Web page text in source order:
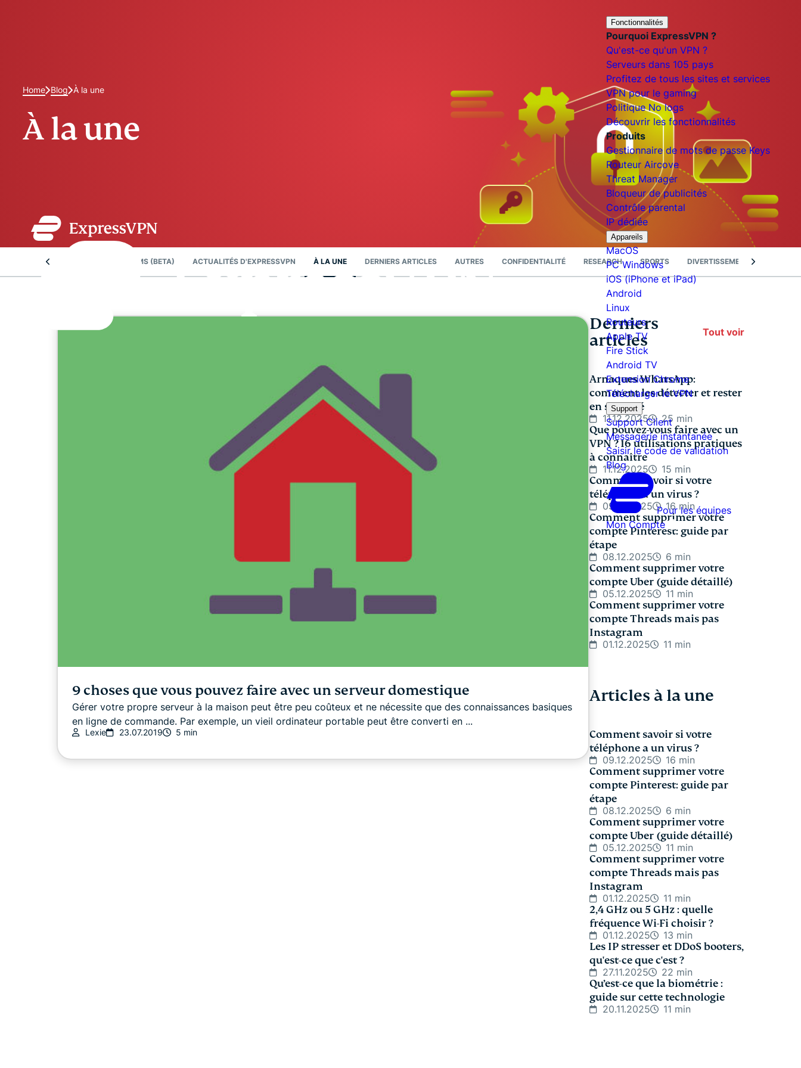
Fonctionnalités
Pourquoi ExpressVPN ?
Qu'est-ce qu'un VPN ?
Serveurs dans 105 pays
Profitez de tous les sites et services
VPN pour le gaming
Politique No logs
Découvrir les fonctionnalités
Produits
Gestionnaire de mots de passe Keys
Routeur Aircove
Threat Manager
Bloqueur de publicités
Contrôle parental
IP dédiée
Appareils
MacOS
PC Windows
iOS (iPhone et iPad)
Android
Linux
Routeurs
Apple TV
Fire Stick
Android TV
Extension Chrome
Télécharger le VPN
Support
Support Client
Messagerie instantanée
Saisir le code de validation
Blog
Pour les équipes
Mon Compte
Home Blog À la une
À la une
EXPRESSVPN FOR TEAMS (BETA) ACTUALITÉS D'EXPRESSVPN À LA UNE DERNIERS ARTICLES AUTRES CONFIDENTIALITÉ RESEARCH SPORTS DIVERTISSEMENT
9 choses que vous pouvez faire avec un serveur domestique
Gérer votre propre serveur à la maison peut être peu coûteux et ne nécessite que des connaissances basiques
en ligne de commande. Par exemple, un vieil ordinateur portable peut être converti en ...
Lexie 23.07.2019 5 min
Derniers
articles
Tout voir
Arnaques WhatsApp:
comment les détecter et rester
en sécurité
11.12.2025 25 min
Que pouvez-vous faire avec un
VPN ? 16 utilisations pratiques
à connaître
11.12.2025 15 min
Comment savoir si votre
téléphone a un virus ?
09.12.2025 16 min
Comment supprimer votre
compte Pinterest: guide par
étape
08.12.2025 6 min
Comment supprimer votre
compte Uber (guide détaillé)
05.12.2025 11 min
Comment supprimer votre
compte Threads mais pas
Instagram
01.12.2025 11 min
Articles à la une
Comment savoir si votre
téléphone a un virus ?
09.12.2025 16 min
Comment supprimer votre
compte Pinterest: guide par
étape
08.12.2025 6 min
Comment supprimer votre
compte Uber (guide détaillé)
05.12.2025 11 min
Comment supprimer votre
compte Threads mais pas
Instagram
01.12.2025 11 min
2,4 GHz ou 5 GHz : quelle
fréquence Wi-Fi choisir ?
01.12.2025 13 min
Les IP stresser et DDoS booters,
qu'est-ce que c'est ?
27.11.2025 22 min
Qu’est-ce que la biométrie :
guide sur cette technologie
20.11.2025 11 min